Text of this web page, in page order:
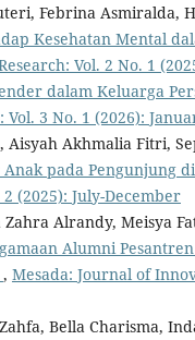
Febrina Asmiralda,
Kesehatan Mental
Vol. 2 No. 1
dalam Keluarga
3 No. 1 (2026):
Aisyah Akhmalia Fitri,
pada Pengunjung
(2025): July-December
Zahra Alrandy, Meisya
Alumni
, Mesada: Journal of
Bella Charisma,